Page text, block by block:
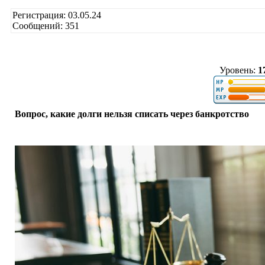
Регистрация: 03.05.24
Сообщений: 351
Уровень:
Вопрос, какие долги нельзя списать через банкротство